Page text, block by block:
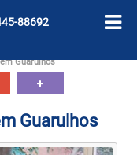
88692
Guarulhos
Guarulhos